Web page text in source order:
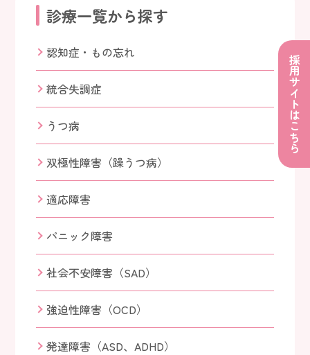
診療一覧から探す
認知症・もの忘れ
統合失調症
うつ病
双極性障害（躁うつ病）
適応障害
パニック障害
社会不安障害（SAD）
強迫性障害（OCD）
発達障害（ASD、ADHD）
採用サイトはこちら